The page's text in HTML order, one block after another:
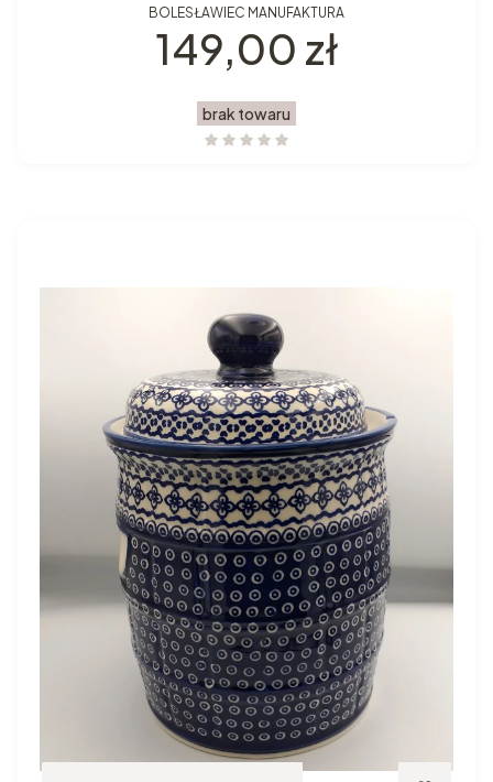
BOLESŁAWIEC MANUFAKTURA
Cena
149,00 zł
brak towaru